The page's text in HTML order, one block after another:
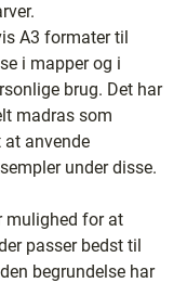
A3 formater til
i mapper og i
brug. Det har
madras som
anvende
under disse.
mulighed for at
passer bedst til
begrundelse har